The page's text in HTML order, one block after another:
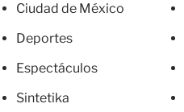
Ciudad de México
Deportes
Espectáculos
Sintetika